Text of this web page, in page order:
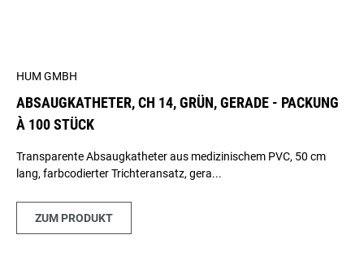
HUM GMBH
ABSAUGKATHETER, CH 14, GRÜN, GERADE - PACKUNG
À 100 STÜCK
Transparente Absaugkatheter aus medizinischem PVC, 50 cm
lang, farbcodierter Trichteransatz, gera...
ZUM PRODUKT